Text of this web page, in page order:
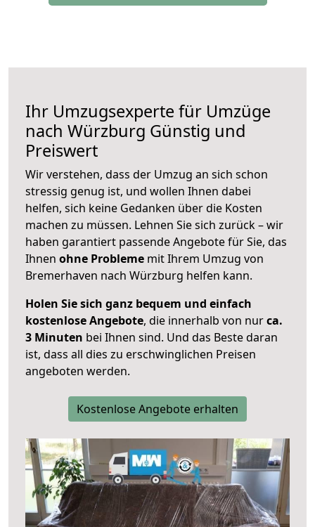
Ihr Umzugsexperte für Umzüge
nach Würzburg Günstig und
Preiswert
Wir verstehen, dass der Umzug an sich schon
stressig genug ist, und wollen Ihnen dabei
helfen, sich keine Gedanken über die Kosten
machen zu müssen. Lehnen Sie sich zurück – wir
haben garantiert passende Angebote für Sie, das
Ihnen ohne Probleme mit Ihrem Umzug von
Bremerhaven nach Würzburg helfen kann.
Holen Sie sich ganz bequem und einfach
kostenlose Angebote, die innerhalb von nurca.
3 Minuten bei Ihnen sind. Und das Beste daran
ist, dass all dies zu erschwinglichen Preisen
angeboten werden.
Kostenlose Angebote erhalten